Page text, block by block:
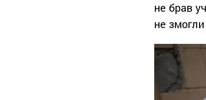
не брав
не змогли